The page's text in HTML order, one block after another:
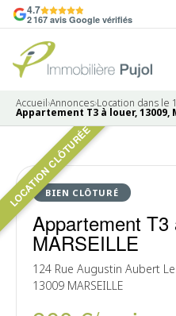
4.7
2 167 avis Google vérifiés
Accueil›Annonces›Location dans le
Appartement T3 à louer, 13009,
LOCATION CLÔTURÉE
BIEN CLÔTURÉ
Appartement T3
MARSEILLE
124 Rue Augustin Aubert
13009 MARSEILLE
LOUÉ